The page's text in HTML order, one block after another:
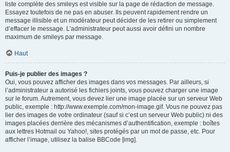
liste complète des smileys est visible sur la page de rédaction de message.
Essayez toutefois de ne pas en abuser. Ils peuvent rapidement rendre un
message illisible et un modérateur peut décider de les retirer ou simplement
d’effacer le message. L’administrateur peut aussi avoir défini un nombre
maximum de smileys par message.
Haut
Puis-je publier des images ?
Oui, vous pouvez afficher des images dans vos messages. Par ailleurs, si
l’administrateur a autorisé les fichiers joints, vous pouvez charger une image
sur le forum. Autrement, vous devez lier une image placée sur un serveur Web
public, exemple : http://www.exemple.com/mon-image.gif. Vous ne pouvez pas
lier des images de votre ordinateur (sauf si c’est un serveur Web public) ni des
images placées derrière des mécanismes d’authentification, exemple : boîtes
aux lettres Hotmail ou Yahoo!, sites protégés par un mot de passe, etc. Pour
afficher l’image, utilisez la balise BBCode [img].